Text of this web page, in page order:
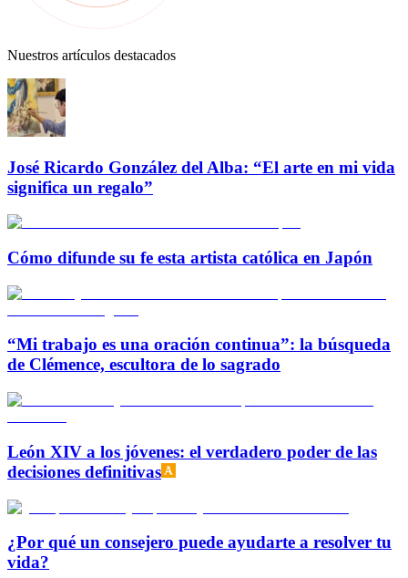
Nuestros artículos destacados
José Ricardo González del Alba: “El arte en mi vida
significa un regalo”
Cómo difunde su fe esta artista católica en Japón
“Mi trabajo es una oración continua”: la búsqueda
de Clémence, escultora de lo sagrado
León XIV a los jóvenes: el verdadero poder de las
decisiones definitivas
¿Por qué un consejero puede ayudarte a resolver tu
vida?